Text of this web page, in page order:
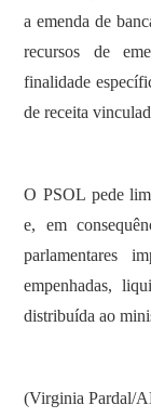
a emenda de
recursos de
finalidade
de receita
O PSOL pede
e, em
parlamentares
empenhadas,
distribuída ao
(Virginia Pardal/